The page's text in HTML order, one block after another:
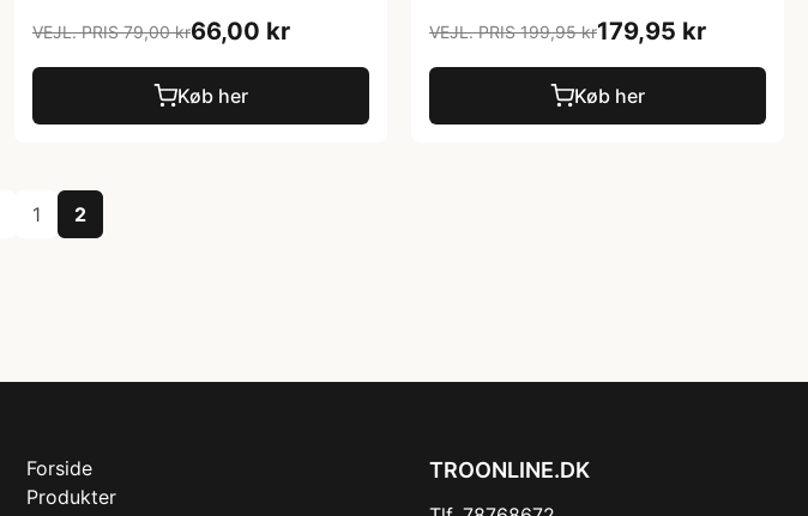
VEJL. PRIS 79,00 kr66,00 kr
Køb her
VEJL. PRIS 199,95 kr179,95 kr
Køb her
1 2
Forside
Produkter
TROONLINE.DK